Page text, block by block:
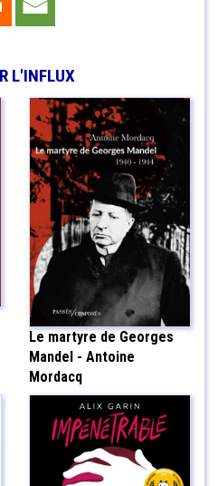
L'INFLUX
Le martyre de Georges
Mandel - Antoine
Mordacq